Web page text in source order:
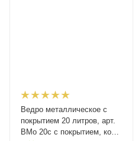
Ведро металлическое с
покрытием 20 литров, арт.
ВМо 20с с покрытием, код: